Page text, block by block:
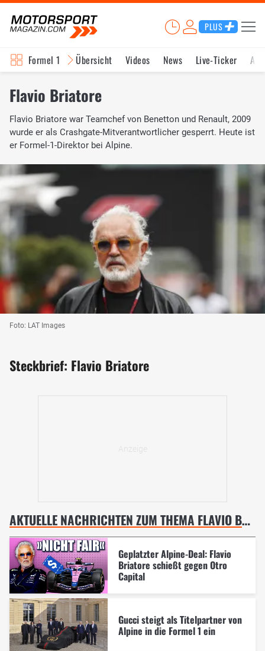
PLUS
Formel 1 Übersicht Videos News Live-Ticker
Flavio Briatore
Flavio Briatore war Teamchef von Benetton und Renault, 2009
wurde er als Crashgate-Mitverantwortlicher gesperrt. Heute ist
er Formel-1-Direktor bei Alpine.
Foto: LAT Images
Steckbrief: Flavio Briatore
AKTUELLE NACHRICHTEN ZUM THEMA FLAVIO BRIATORE
Geplatzter Alpine-Deal: Flavio
Briatore schießt gegen Otro
Capital
Gucci steigt als Titelpartner von
Alpine in die Formel 1 ein